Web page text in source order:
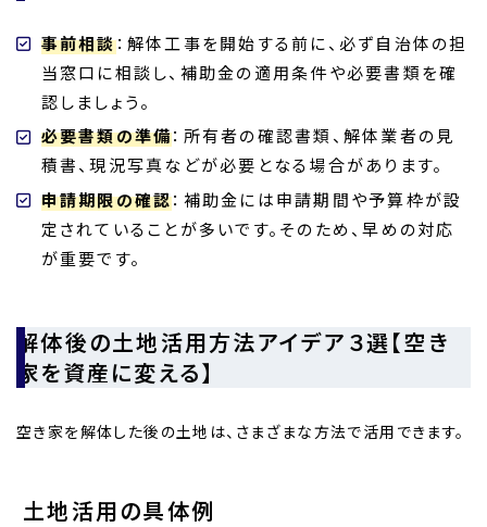
事前相談：解体工事を開始する前に、必ず自治体の担
当窓口に相談し、補助金の適用条件や必要書類を確
認しましょう。
必要書類の準備：所有者の確認書類、解体業者の見
積書、現況写真などが必要となる場合があります。
申請期限の確認：補助金には申請期間や予算枠が設
定されていることが多いです。そのため、早めの対応
が重要です。
解体後の土地活用方法アイデア３選【空き
家を資産に変える】
空き家を解体した後の土地は、さまざまな方法で活用できます。
土地活用の具体例